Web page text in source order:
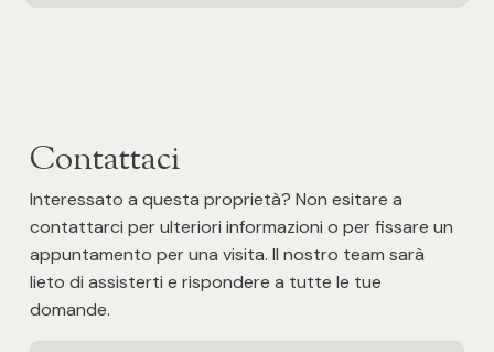
Qualità contesto e luogo
★★★
Bagno principale con
Non disponibile
Contattaci
Interessato a questa proprietà? Non esitare a
contattarci per ulteriori informazioni o per fissare un
appuntamento per una visita. Il nostro team sarà
lieto di assisterti e rispondere a tutte le tue
domande.
5
5+
Altre